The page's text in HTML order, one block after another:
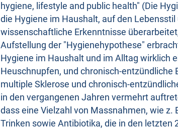
hygiene, lifestyle and public health" (Die
die Hygiene im Haushalt, auf den
wissenschaftliche Erkenntnisse
Aufstellung der "Hygienehypothese"
Hygiene im Haushalt und im Alltag wirklich
Heuschnupfen, und chronisch-entzündliche
multiple Sklerose und chronisch-
in den vergangenen Jahren vermehrt
dass eine Vielzahl von Massnahmen, wie z.
Trinken sowie Antibiotika, die in den